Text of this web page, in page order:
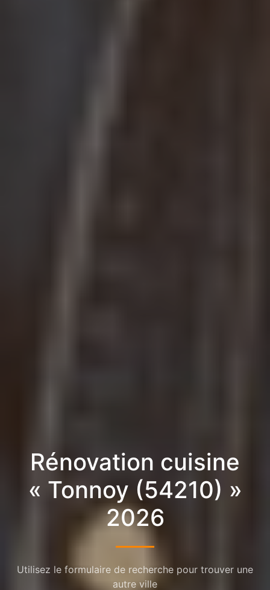
Rénovation cuisine
« Tonnoy (54210) »
2026
Utilisez le formulaire de recherche pour trouver une
autre ville